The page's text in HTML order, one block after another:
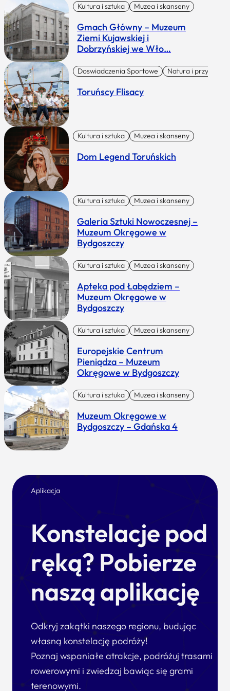
Kultura i sztuka Muzea i skanseny
Gmach Główny – Muzeum
Ziemi Kujawskiej i
Dobrzyńskiej we Wło…
Doswiadczenia Sportowe Natura i przygoda
Toruńscy Flisacy
Kultura i sztuka Muzea i skanseny
Dom Legend Toruńskich
Kultura i sztuka Muzea i skanseny
Galeria Sztuki Nowoczesnej –
Muzeum Okręgowe w
Bydgoszczy
Kultura i sztuka Muzea i skanseny
Apteka pod Łabędziem –
Muzeum Okręgowe w
Bydgoszczy
Kultura i sztuka Muzea i skanseny
Europejskie Centrum
Pieniądza – Muzeum
Okręgowe w Bydgoszczy
Kultura i sztuka Muzea i skanseny
Muzeum Okręgowe w
Bydgoszczy – Gdańska 4
Aplikacja
Konstelacje pod
ręką? Pobierze
naszą aplikację
Odkryj zakątki naszego regionu, budując
własną konstelację podróży!
Poznaj wspaniałe atrakcje, podróżuj trasami
rowerowymi i zwiedzaj bawiąc się grami
terenowymi.